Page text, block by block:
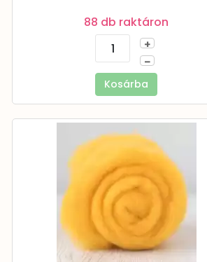
88 db raktáron
+
–
Kosárba